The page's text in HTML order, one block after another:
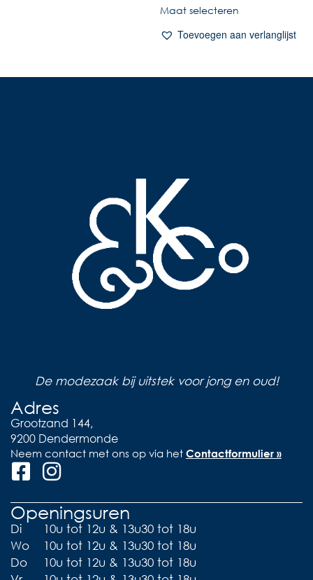
Maat selecteren
Toevoegen aan verlanglijst
De modezaak bij uitstek voor jong en oud!
Adres
Grootzand 144,
9200 Dendermonde
Neem contact met ons op via het Contactformulier »
Openingsuren
Di
10u tot 12u & 13u30 tot 18u
Wo
10u tot 12u & 13u30 tot 18u
Do
10u tot 12u & 13u30 tot 18u